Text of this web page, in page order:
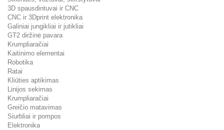
3D spausdintuvai ir CNC
CNC ir 3Dprint elektronika
Galiniai jungikliai ir jutikliai
GT2 diržinė pavara
Krumpliaračiai
Kaitinimo elementai
Robotika
Ratai
Kliūties aptikimas
Linijos sekimas
Krumpliaračiai
Greičio matavimas
Siurbliai ir pompos
Elektronika